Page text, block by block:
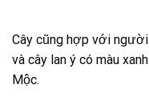
Cây cũng hợp với
và cây lan ý có màu
Mộc.